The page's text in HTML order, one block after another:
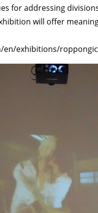
for addressing
will offer
exhibitions/